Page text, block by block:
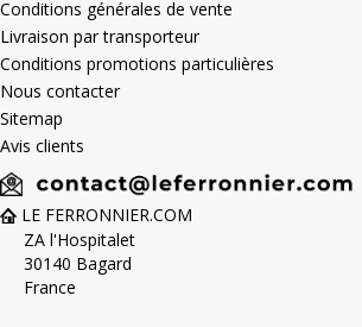
Conditions générales de vente
Livraison par transporteur
Conditions promotions particulières
Nous contacter
Sitemap
Avis clients
LE FERRONNIER.COM
ZA l'Hospitalet
30140 Bagard
France